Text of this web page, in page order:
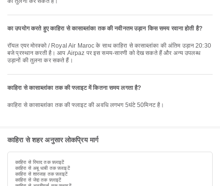
का उपयोग करते हुए काहिरा से कासाब्लांका तक की नवीनतम उड़ान किस समय रवाना होती है?
रॉयल एयर मोरक्को / Royal Air Maroc के साथ काहिरा से कासाब्लांका की अंतिम उड़ान 20:30
बजे प्रस्थान करती है। आप Airpaz पर इस समय-सारणी को देख सकते हैं और अन्य उपलब्ध
उड़ानों की तुलना कर सकते हैं।
काहिरा से कासाब्लांका तक की फ्लाइट में कितना समय लगता है?
काहिरा से कासाब्लांका तक की फ्लाइट की अवधि लगभग 5घंटे 50मिनट है।
काहिरा से शहर अनुसार लोकप्रिय मार्ग
काहिरा से रियाद तक फ़्लाइटें
काहिरा से अबू धाबी तक फ़्लाइटें
काहिरा से शारजाह तक फ़्लाइटें
काहिरा से जेद्दा तक फ़्लाइटें